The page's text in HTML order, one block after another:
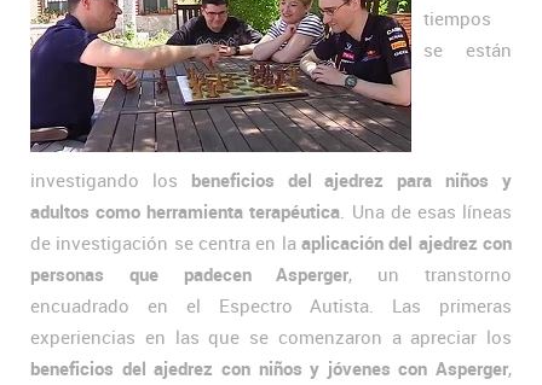
tiempos
se están
investigando los beneficios del ajedrez para niños y
adultos como herramienta terapéutica . Una de esas líneas
de investigación se centra en la aplicación del ajedrez con
personas que padecen Asperger, un transtorno
encuadrado en el Espectro Autista. Las primeras
experiencias en las que se comenzaron a apreciar los
beneficios del ajedrez con niños y jóvenes con Asperger,